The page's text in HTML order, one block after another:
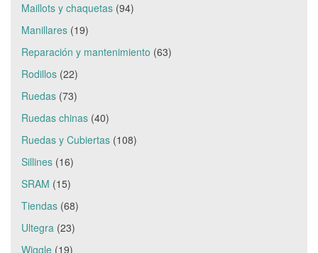
Maillots y chaquetas (94)
Manillares (19)
Reparación y mantenimiento (63)
Rodillos (22)
Ruedas (73)
Ruedas chinas (40)
Ruedas y Cubiertas (108)
Sillines (16)
SRAM (15)
Tiendas (68)
Ultegra (23)
Wiggle (19)